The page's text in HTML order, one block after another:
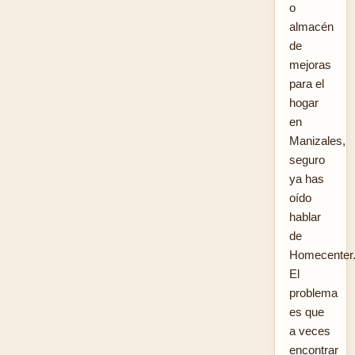
o
almacén
de
mejoras
para el
hogar
en
Manizales,
seguro
ya has
oído
hablar
de
Homecenter.
El
problema
es que
a veces
encontrar